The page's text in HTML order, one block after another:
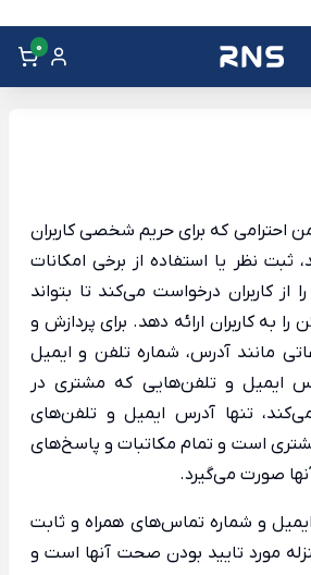
0
احترامی که برای حریم شخصی کاربران
ثبت نظر یا استفاده از برخی امکانات
از کاربران درخواست می‌کند تا بتواند
به کاربران ارائه دهد. برای پردازش و
مانند آدرس، شماره تلفن و ایمیل
ایمیل و تلفن‌هایی که مشتری در
تنها آدرس ایمیل و تلفن‌های
است و تمام مکاتبات و پاسخ‌های
صورت می‌گیرد.
ایمیل و شماره تماس‌های همراه و ثابت
مورد تایید بودن صحت آنها است و